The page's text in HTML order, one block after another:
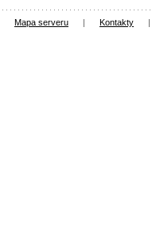
Mapa serveru Kontakty